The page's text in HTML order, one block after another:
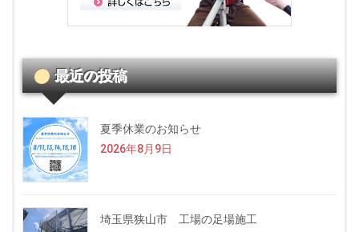
最近の投稿
夏季休業のお知らせ
2026年8月9日
埼玉県狭山市 工場の足場施工